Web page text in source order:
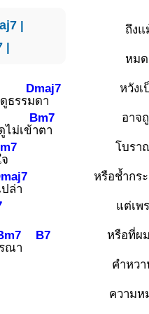
|
|
ธรรม
Dmaj7
ดา
ม่เข้า
Bm7
ตา
จ
ปล่า
ณา
B7
ถึง
หม
หวัง
อาจ
โบรา
หรือช้ำกร
แต่เพ
หรือที่ผ
คำหว
ความห